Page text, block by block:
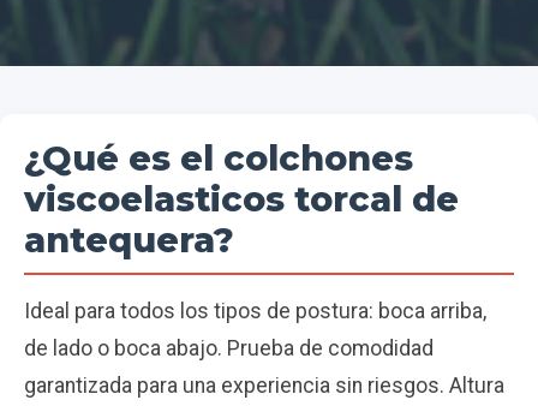
¿Qué es el colchones
viscoelasticos torcal de
antequera?
Ideal para todos los tipos de postura: boca arriba,
de lado o boca abajo. Prueba de comodidad
garantizada para una experiencia sin riesgos. Altura